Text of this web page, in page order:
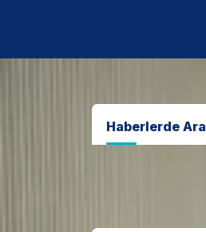
Haberlerde Ara